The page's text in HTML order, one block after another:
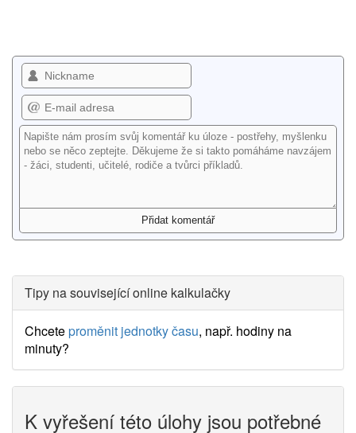
Tipy na související online kalkulačky
Chceteproměnit jednotky času, např. hodiny na
minuty?
K vyřešení této úlohy jsou potřebné